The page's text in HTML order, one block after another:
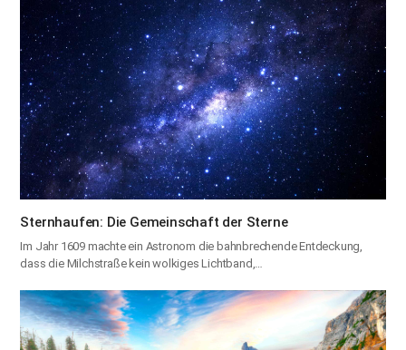
Sternhaufen: Die Gemeinschaft der Sterne
Im Jahr 1609 machte ein Astronom die bahnbrechende Entdeckung,
dass die Milchstraße kein wolkiges Lichtband,…